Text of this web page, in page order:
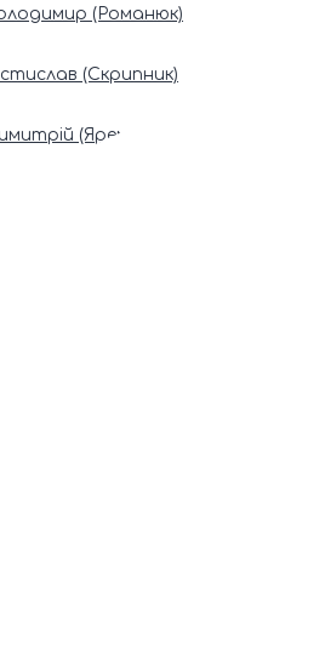
(Романюк)
(Скрипник)
(Ярема)